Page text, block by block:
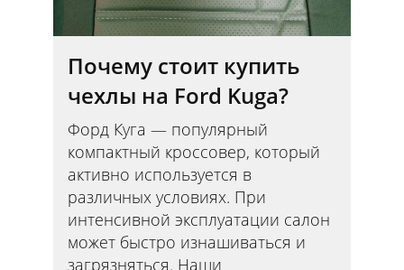
Почему стоит купить
чехлы на Ford Kuga?
Форд Куга — популярный
компактный кроссовер, который
активно используется в
различных условиях. При
интенсивной эксплуатации салон
может быстро изнашиваться и
загрязняться. Наши